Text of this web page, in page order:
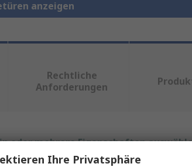
anzeigen
Rechtliche
Anforderungen
oder mehrere Eigenschaften
Ihre Privatsphäre